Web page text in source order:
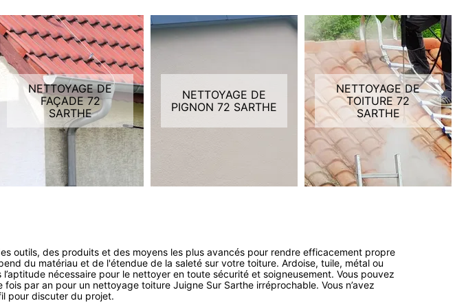
NETTOYAGE DE
FAÇADE 72
SARTHE
NETTOYAGE DE
PIGNON 72 SARTHE
NETTOYAGE DE
TOITURE 72
SARTHE
outils, des produits et des moyens les plus avancés pour rendre efficacement propre
du matériau et de l'étendue de la saleté sur votre toiture. Ardoise, tuile, métal ou
nécessaire pour le nettoyer en toute sécurité et soigneusement. Vous pouvez
fois par an pour un nettoyage toiture Juigne Sur Sarthe irréprochable. Vous n’avez
pour discuter du projet.